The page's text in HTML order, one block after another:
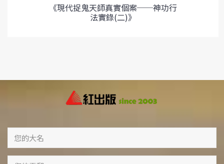
《現代捉鬼天師真實個案──神功行
法實錄(二)》